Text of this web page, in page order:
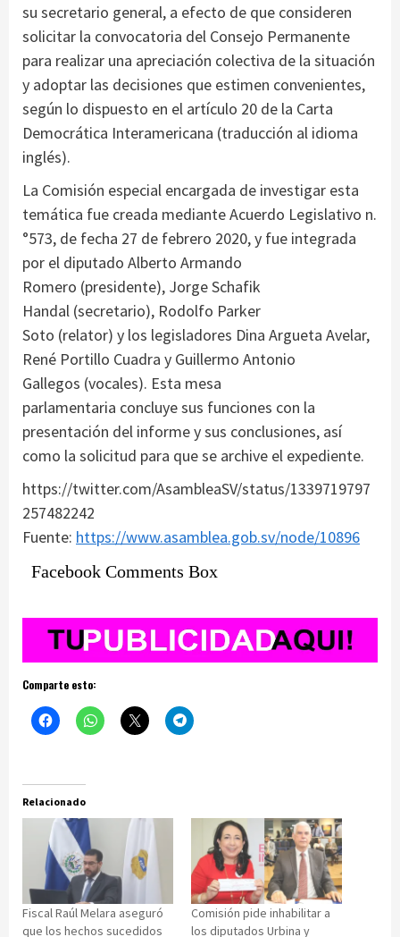
su secretario general, a efecto de que consideren
solicitar la convocatoria del Consejo Permanente
para realizar una apreciación colectiva de la situación
y adoptar las decisiones que estimen convenientes,
según lo dispuesto en el artículo 20 de la Carta
Democrática Interamericana (traducción al idioma
inglés).
La Comisión especial encargada de investigar esta
temática fue creada mediante Acuerdo Legislativo n.
°573, de fecha 27 de febrero 2020, y fue integrada
por el diputado Alberto Armando
Romero (presidente), Jorge Schafik
Handal (secretario), Rodolfo Parker
Soto (relator) y los legisladores Dina Argueta Avelar,
René Portillo Cuadra y Guillermo Antonio
Gallegos (vocales). Esta mesa
parlamentaria concluye sus funciones con la
presentación del informe y sus conclusiones, así
como la solicitud para que se archive el expediente.
https://twitter.com/AsambleaSV/status/1339719797
257482242
Fuente: https://www.asamblea.gob.sv/node/10896
Facebook Comments Box
Comparte esto:
Relacionado
Fiscal Raúl Melara aseguró
que los hechos sucedidos
Comisión pide inhabilitar a
los diputados Urbina y